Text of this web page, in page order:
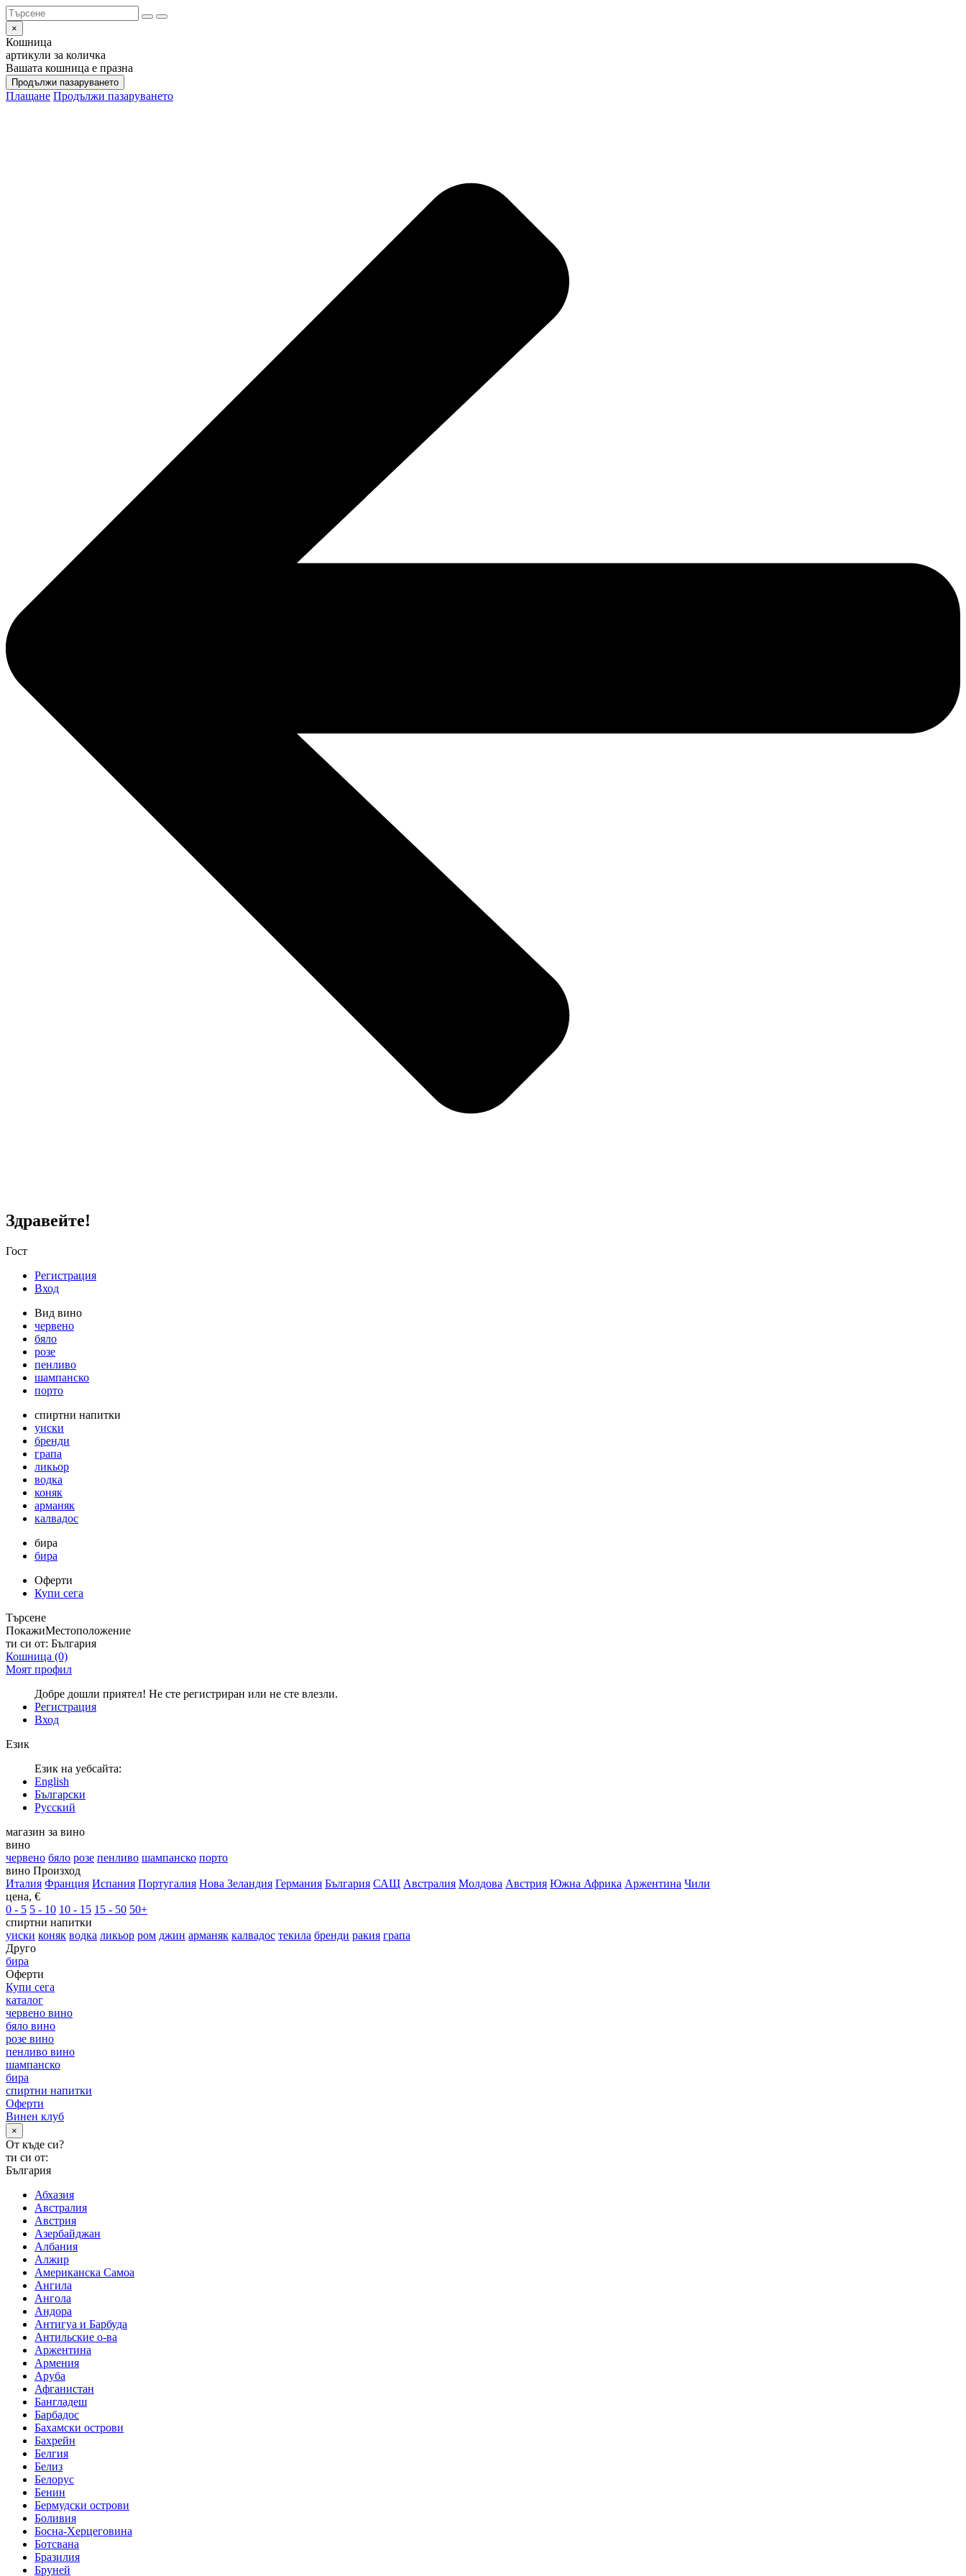
×
Кошница
артикули за количка
Вашата кошница е празна
Продължи пазаруването
Плащане Продължи пазаруването
Здравейте!
Гост
Регистрация
Вход
Вид вино
червено
бяло
розе
пенливо
шампанско
порто
спиртни напитки
уиски
бренди
грапа
ликьор
водка
коняк
арманяк
калвадос
бира
бира
Оферти
Купи сега
Търсене
ПокажиМестоположение
ти си от: България
Кошница (0)
Моят профил
Добре дошли приятел! Не сте регистриран или не сте влезли.
Регистрация
Вход
Език
Език на уебсайта:
English
Български
Русский
магазин за вино
вино
червено бяло розе пенливо шампанско порто
вино Произход
Италия Франция Испания Португалия Нова Зеландия Германия България САЩ Австралия Молдова Австрия Южна Африка Аржентина Чили
цена, €
0 - 5 5 - 10 10 - 15 15 - 50 50+
спиртни напитки
уиски коняк водка ликьор ром джин арманяк калвадос текила бренди ракия грапа
Друго
бира
Оферти
Купи сега
каталог
червено вино
бяло вино
розе вино
пенливо вино
шампанско
бира
спиртни напитки
Оферти
Винен клуб
×
От къде си?
ти си от:
България
Абхазия
Австралия
Австрия
Азербайджан
Албания
Алжир
Американска Самоа
Ангила
Ангола
Андора
Антигуа и Барбуда
Антильские о-ва
Аржентина
Армения
Аруба
Афганистан
Бангладеш
Барбадос
Бахамски острови
Бахрейн
Белгия
Белиз
Белорус
Бенин
Бермудски острови
Боливия
Босна-Херцеговина
Ботсвана
Бразилия
Бруней